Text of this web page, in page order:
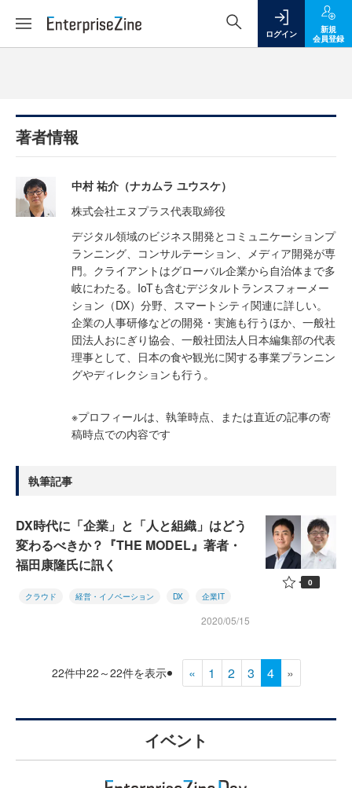
ログイン
新規
会員登録
著者情報
中村 祐介（ナカムラ ユウスケ）
株式会社エヌプラス代表取締役
デジタル領域のビジネス開発とコミュニケーションプ
ランニング、コンサルテーション、メディア開発が専
門。クライアントはグローバル企業から自治体まで多
岐にわたる。IoTも含むデジタルトランスフォーメー
ション（DX）分野、スマートシティ関連に詳しい。
企業の人事研修などの開発・実施も行うほか、一般社
団法人おにぎり協会、一般社団法人日本編集部の代表
理事として、日本の食や観光に関する事業プランニン
グやディレクションも行う。
※プロフィールは、執筆時点、または直近の記事の寄
稿時点での内容です
執筆記事
DX時代に「企業」と「人と組織」はどう
変わるべきか？『THE MODEL』著者・
福田康隆氏に訊く
クラウド 経営・イノベーション DX 企業IT
2020/05/15
0
22件中22～22件を表示 « 1 2 3 4 »
イベント